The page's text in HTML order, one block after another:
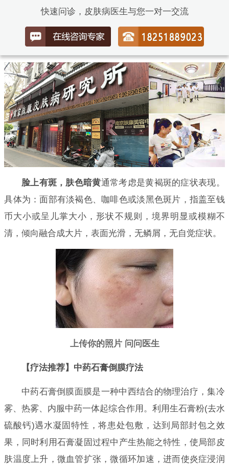
快速问诊，皮肤病医生与您一对一交流
脸上有斑，肤色暗黄通常考虑是黄褐斑的症状表现。
具体为：面部有淡褐色、咖啡色或淡黑色斑片，指盖至钱
币大小或呈儿掌大小，形状不规则，境界明显或模糊不
清，倾向融合成大片，表面光滑，无鳞屑，无自觉症状。
上传你的照片 问问医生
【疗法推荐】中药石膏倒膜疗法
中药石膏倒膜面膜是一种中西结合的物理治疗，集冷
雾、热雾、内服中药一体起综合作用。利用生石膏粉(去水
硫酸钙)遇水凝固特性，将患处包敷，达到局部封包之效
果，同时利用石膏凝固过程中产生热能之特性，使局部皮
肤温度上升，微血管扩张，微循环加速，进而使炎症浸润